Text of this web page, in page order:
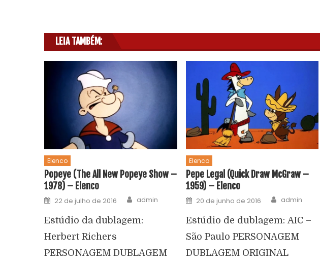
LEIA TAMBÉM:
Elenco
Popeye (The All New Popeye Show –
1978) – Elenco
22 de julho de 2016 admin
Estúdio da dublagem:
Herbert Richers
PERSONAGEM DUBLAGEM
Elenco
Pepe Legal (Quick Draw McGraw –
1959) – Elenco
20 de junho de 2016 admin
Estúdio de dublagem: AIC –
São Paulo PERSONAGEM
DUBLAGEM ORIGINAL